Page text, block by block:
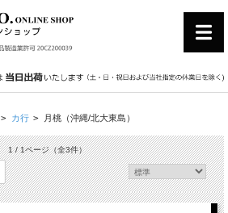
> カ行 > 月桃（沖縄/北大東島）
1 / 1ページ（全3件）